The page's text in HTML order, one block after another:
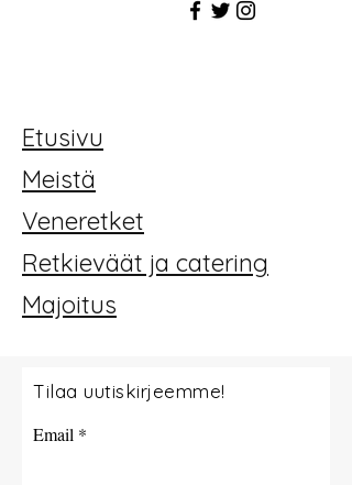
Etusivu
Meistä
Veneretket
Retkieväät ja catering
Majoitus
Tilaa uutiskirjeemme!
Email